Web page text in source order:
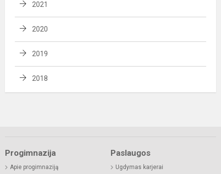
2021
2020
2019
2018
Progimnazija
Apie progimnaziją
Paslaugos
Ugdymas karjerai